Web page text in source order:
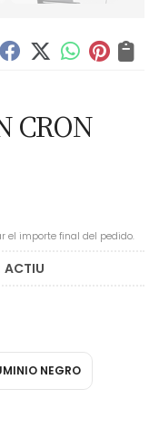
CRON
el importe final del pedido.
ACTIU
NEGRO